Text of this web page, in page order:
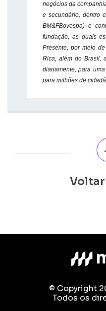
negócios da
e secundário, dentro
BM&FBovespa) e
fundação, as quais
Presente, por meio
Rica, além do Brasil,
diariamente, para
para milhões de
© Copyright
Todos os